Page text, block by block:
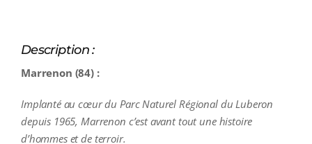
Description :
Marrenon (84) :
Implanté au cœur du Parc Naturel Régional du Luberon
depuis 1965, Marrenon c’est avant tout une histoire
d’hommes et de terroir.